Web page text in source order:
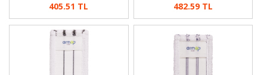
405.51 TL 482.59 TL